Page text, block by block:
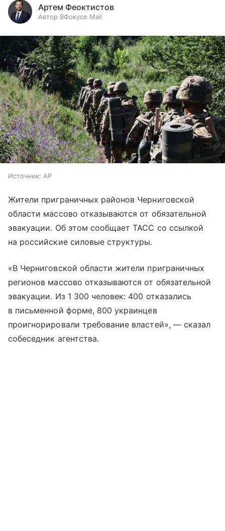
Артем Феоктистов
Автор ВФокусе Mail
Источник: AP
Жители приграничных районов Черниговской
области массово отказываются от обязательной
эвакуации. Об этом сообщает ТАСС со ссылкой
на российские силовые структуры.
«В Черниговской области жители приграничных
регионов массово отказываются от обязательной
эвакуации. Из 1 300 человек: 400 отказались
в письменной форме, 800 украинцев
проигнорировали требование властей», — сказал
собеседник агентства.